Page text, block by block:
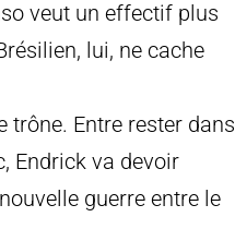
veut un effectif plus
lui, ne cache
trône. Entre rester dans
Endrick va devoir
guerre entre le